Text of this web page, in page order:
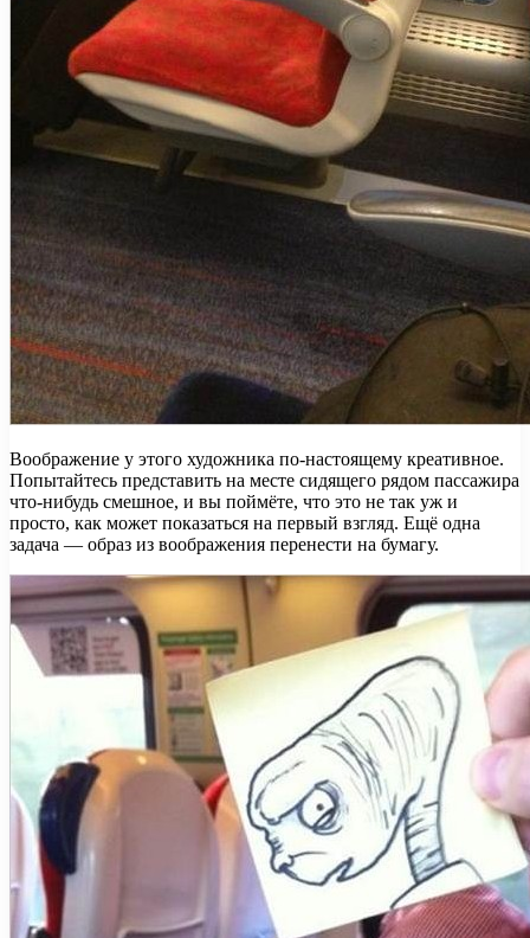
Воображение у этого художника по-настоящему креативное.
Попытайтесь представить на месте сидящего рядом пассажира
что-нибудь смешное, и вы поймёте, что это не так уж и
просто, как может показаться на первый взгляд. Ещё одна
задача — образ из воображения перенести на бумагу.